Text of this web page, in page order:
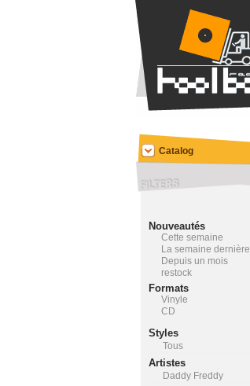
Catalog
Nouveautés
Cette semaine
La semaine dernière
Depuis un mois
restock
Formats
Vinyle
CD
Styles
Tous
Artistes
Daddy Freddy